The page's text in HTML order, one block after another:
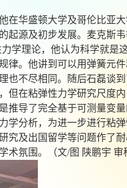
在华盛顿大学及哥伦比亚
起源及初步发展。麦克斯
学理论，他认为科学就是
律。他讲到可以用弹簧元
也不尽相同。随后石磊谈
但在粘弹性力学研究尺度
推导了完全基于可测量变
分析，为进一步进行粘弹
究及出国留学等问题作了
术氛围。（文/图 陕鹏宇 审